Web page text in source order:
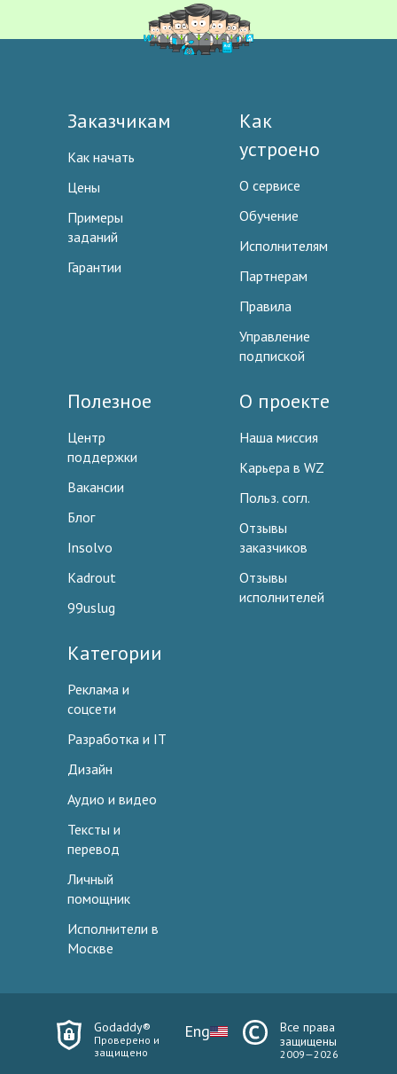
Заказчикам
Как начать
Цены
Примеры
заданий
Гарантии
Как
устроено
О сервисе
Обучение
Исполнителям
Партнерам
Правила
Управление
подпиской
Полезное
Центр
поддержки
Вакансии
Блог
Insolvo
Kadrout
99uslug
О проекте
Наша миссия
Карьера в WZ
Польз. согл.
Отзывы
заказчиков
Отзывы
исполнителей
Категории
Реклама и
соцсети
Разработка и IT
Дизайн
Аудио и видео
Тексты и
перевод
Личный
помощник
Исполнители в
Москве
Godaddy®
Проверено и
защищено
Eng
Все права
защищены
2009—2026